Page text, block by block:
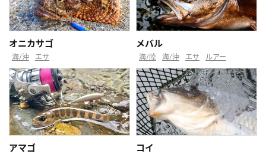
オニカサゴ
海/沖 エサ
メバル
海/陸 海/沖 エサ ルアー
アマゴ コイ